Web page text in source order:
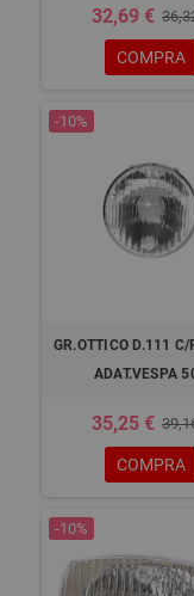
32,69 €
COMPRA
-10%
GR.OTTICO D.111 C/
ADAT.VESPA
35,25 €
COMPRA
-10%